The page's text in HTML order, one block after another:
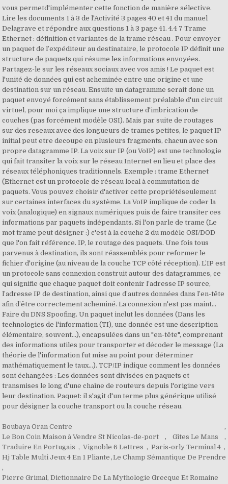
Boubaya Oran Centre
,
Le Bon Coin Maison à Vendre St Nicolas-de-port
, Gîtes Le Mans
,
Traduire En Portugais , Vignoble 6 Lettres , Paris-orly Terminal 4 ,
Hj Table Multi Jeux 4 En 1 Pliante ,Le Champ Sémantique De Prendre
,
Pierre Grimal, Dictionnaire De La Mythologie Grecque Et Romaine